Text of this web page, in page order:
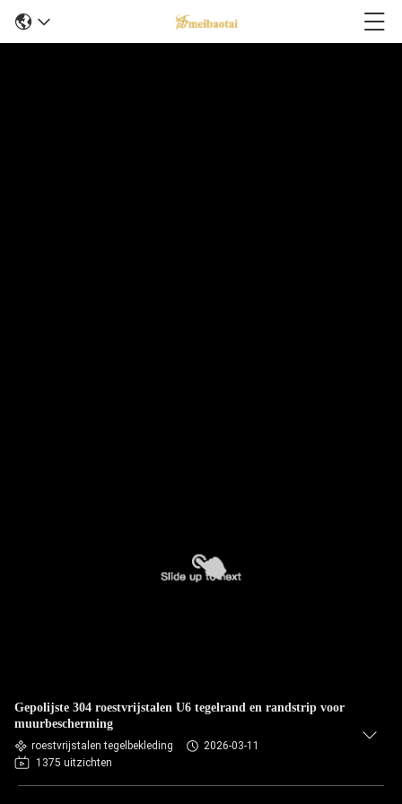
Gepolijste 304 roestvrijstalen U6 tegelrand en randstrip voor
muurbescherming
roestvrijstalen tegelbekleding
2026-03-11
1375 uitzichten